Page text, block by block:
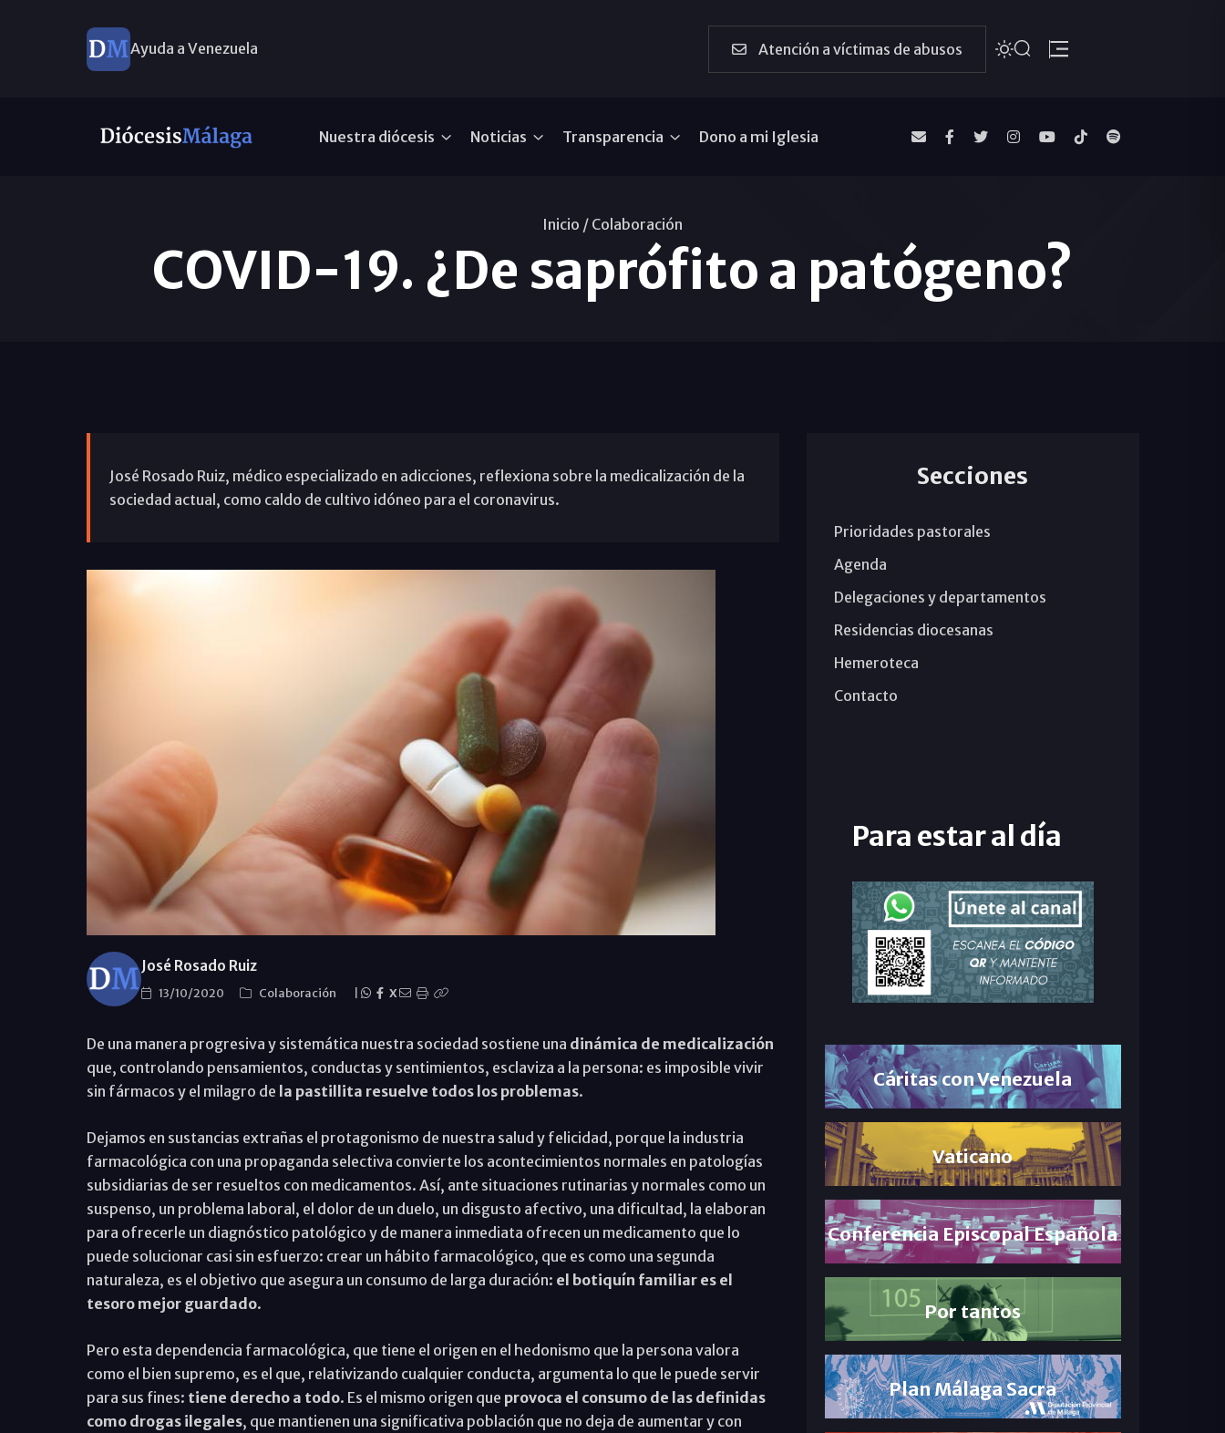
Ayuda a Venezuela Atención a víctimas de abusos
Nuestra diócesis Noticias Transparencia Dono a mi Iglesia
Inicio / Colaboración
COVID-19. ¿De saprófito a patógeno?
José Rosado Ruiz, médico especializado en adicciones, reflexiona sobre la medicalización de la
sociedad actual, como caldo de cultivo idóneo para el coronavirus.
José Rosado Ruiz
13/10/2020 Colaboración X
De una manera progresiva y sistemática nuestra sociedad sostiene una dinámica de medicalización
que, controlando pensamientos, conductas y sentimientos, esclaviza a la persona: es imposible vivir
sin fármacos y el milagro de la pastillita resuelve todos los problemas.
Dejamos en sustancias extrañas el protagonismo de nuestra salud y felicidad, porque la industria
farmacológica con una propaganda selectiva convierte los acontecimientos normales en patologías
subsidiarias de ser resueltos con medicamentos. Así, ante situaciones rutinarias y normales como un
suspenso, un problema laboral, el dolor de un duelo, un disgusto afectivo, una dificultad, la elaboran
para ofrecerle un diagnóstico patológico y de manera inmediata ofrecen un medicamento que lo
puede solucionar casi sin esfuerzo: crear un hábito farmacológico, que es como una segunda
naturaleza, es el objetivo que asegura un consumo de larga duración: el botiquín familiar es el
tesoro mejor guardado.
Pero esta dependencia farmacológica, que tiene el origen en el hedonismo que la persona valora
como el bien supremo, es el que, relativizando cualquier conducta, argumenta lo que le puede servir
para sus fines: tiene derecho a todo. Es el mismo origen que provoca el consumo de las definidas
como drogas ilegales, que mantienen una significativa población que no deja de aumentar y con
Secciones
Prioridades pastorales
Agenda
Delegaciones y departamentos
Residencias diocesanas
Hemeroteca
Contacto
Para estar al día
Cáritas con Venezuela
Vaticano
Conferencia Episcopal Española
Por tantos
Plan Málaga Sacra